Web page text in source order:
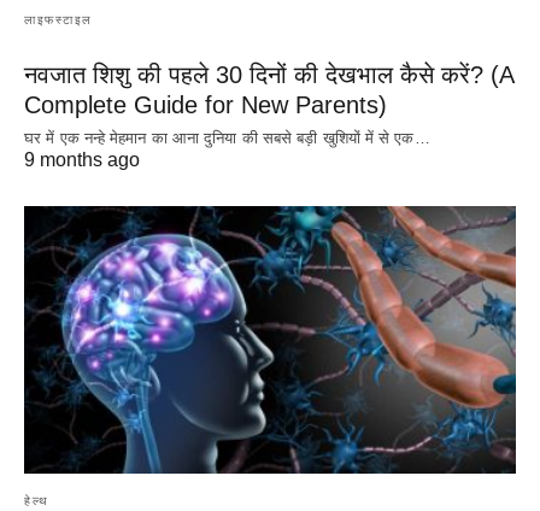
लाइफस्टाइल
नवजात शिशु की पहले 30 दिनों की देखभाल कैसे करें? (A
Complete Guide for New Parents)
घर में एक नन्हे मेहमान का आना दुनिया की सबसे बड़ी खुशियों में से एक…
9 months ago
हेल्थ